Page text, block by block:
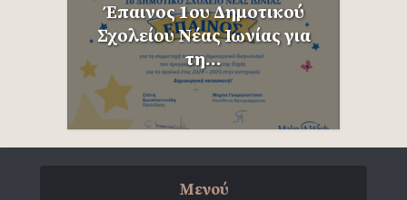
Έπαινος 1ου Δημοτικού
Σχολείου Νέας Ιωνίας για
τη...
Μενού